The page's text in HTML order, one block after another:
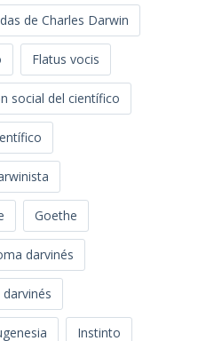
de Charles Darwin
Flatus vocis
social del científico
Goethe
darvinés
Instinto